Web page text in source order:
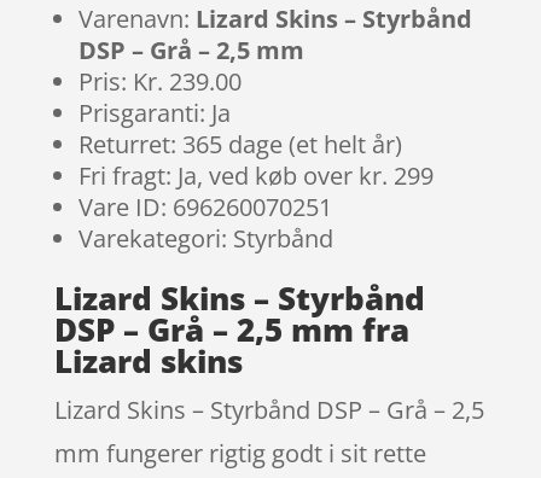
Varenavn: Lizard Skins – Styrbånd
DSP – Grå – 2,5 mm
Pris: Kr. 239.00
Prisgaranti: Ja
Returret: 365 dage (et helt år)
Fri fragt: Ja, ved køb over kr. 299
Vare ID: 696260070251
Varekategori: Styrbånd
Lizard Skins – Styrbånd
DSP – Grå – 2,5 mm fra
Lizard skins
Lizard Skins – Styrbånd DSP – Grå – 2,5
mm fungerer rigtig godt i sit rette